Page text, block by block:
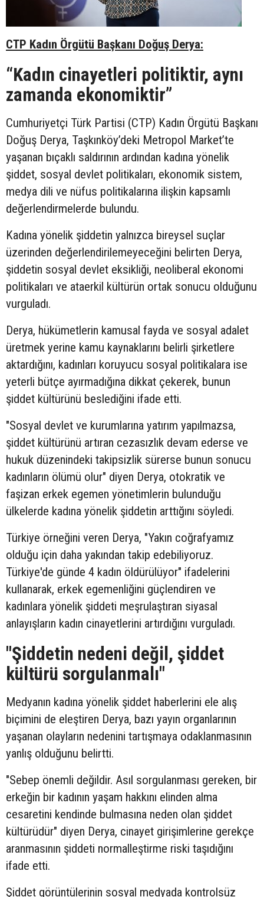
CTP Kadın Örgütü Başkanı Doğuş Derya:
“Kadın cinayetleri politiktir, aynı
zamanda ekonomiktir”
Cumhuriyetçi Türk Partisi (CTP) Kadın Örgütü Başkanı
Doğuş Derya, Taşkınköy’deki Metropol Market’te
yaşanan bıçaklı saldırının ardından kadına yönelik
şiddet, sosyal devlet politikaları, ekonomik sistem,
medya dili ve nüfus politikalarına ilişkin kapsamlı
değerlendirmelerde bulundu.
Kadına yönelik şiddetin yalnızca bireysel suçlar
üzerinden değerlendirilemeyeceğini belirten Derya,
şiddetin sosyal devlet eksikliği, neoliberal ekonomi
politikaları ve ataerkil kültürün ortak sonucu olduğunu
vurguladı.
Derya, hükümetlerin kamusal fayda ve sosyal adalet
üretmek yerine kamu kaynaklarını belirli şirketlere
aktardığını, kadınları koruyucu sosyal politikalara ise
yeterli bütçe ayırmadığına dikkat çekerek, bunun
şiddet kültürünü beslediğini ifade etti.
"Sosyal devlet ve kurumlarına yatırım yapılmazsa,
şiddet kültürünü artıran cezasızlık devam ederse ve
hukuk düzenindeki takipsizlik sürerse bunun sonucu
kadınların ölümü olur" diyen Derya, otokratik ve
faşizan erkek egemen yönetimlerin bulunduğu
ülkelerde kadına yönelik şiddetin arttığını söyledi.
Türkiye örneğini veren Derya, "Yakın coğrafyamız
olduğu için daha yakından takip edebiliyoruz.
Türkiye'de günde 4 kadın öldürülüyor" ifadelerini
kullanarak, erkek egemenliğini güçlendiren ve
kadınlara yönelik şiddeti meşrulaştıran siyasal
anlayışların kadın cinayetlerini artırdığını vurguladı.
"Şiddetin nedeni değil, şiddet
kültürü sorgulanmalı"
Medyanın kadına yönelik şiddet haberlerini ele alış
biçimini de eleştiren Derya, bazı yayın organlarının
yaşanan olayların nedenini tartışmaya odaklanmasının
yanlış olduğunu belirtti.
"Sebep önemli değildir. Asıl sorgulanması gereken, bir
erkeğin bir kadının yaşam hakkını elinden alma
cesaretini kendinde bulmasına neden olan şiddet
kültürüdür" diyen Derya, cinayet girişimlerine gerekçe
aranmasının şiddeti normalleştirme riski taşıdığını
ifade etti.
Şiddet görüntülerinin sosyal medyada kontrolsüz